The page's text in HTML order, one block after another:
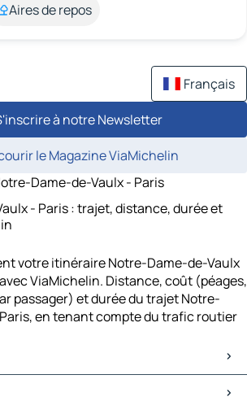
Aires de repos
Français
à notre Newsletter
le Magazine ViaMichelin
Dame-de-Vaulx - Paris
- Paris : trajet, distance, durée et
votre itinéraire Notre-Dame-de-Vaulx
ViaMichelin. Distance, coût (péages,
passager) et durée du trajet Notre-
en tenant compte du trafic routier